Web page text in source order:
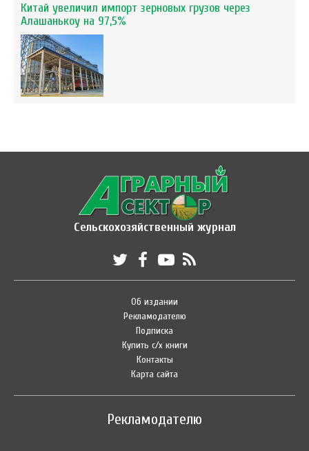
Китай увеличил импорт зерновых грузов через
Алашанькоу на 97,5%
Сельскохозяйственный журнал
Об издании
Рекламодателю
Подписка
Купить с/х книги
Контакты
Карта сайта
Рекламодателю